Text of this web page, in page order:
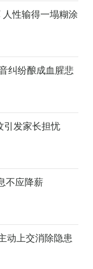
性输得一塌糊涂
纠纷酿成血腥悲
引发家长担忧
不应降薪
动上交消除隐患